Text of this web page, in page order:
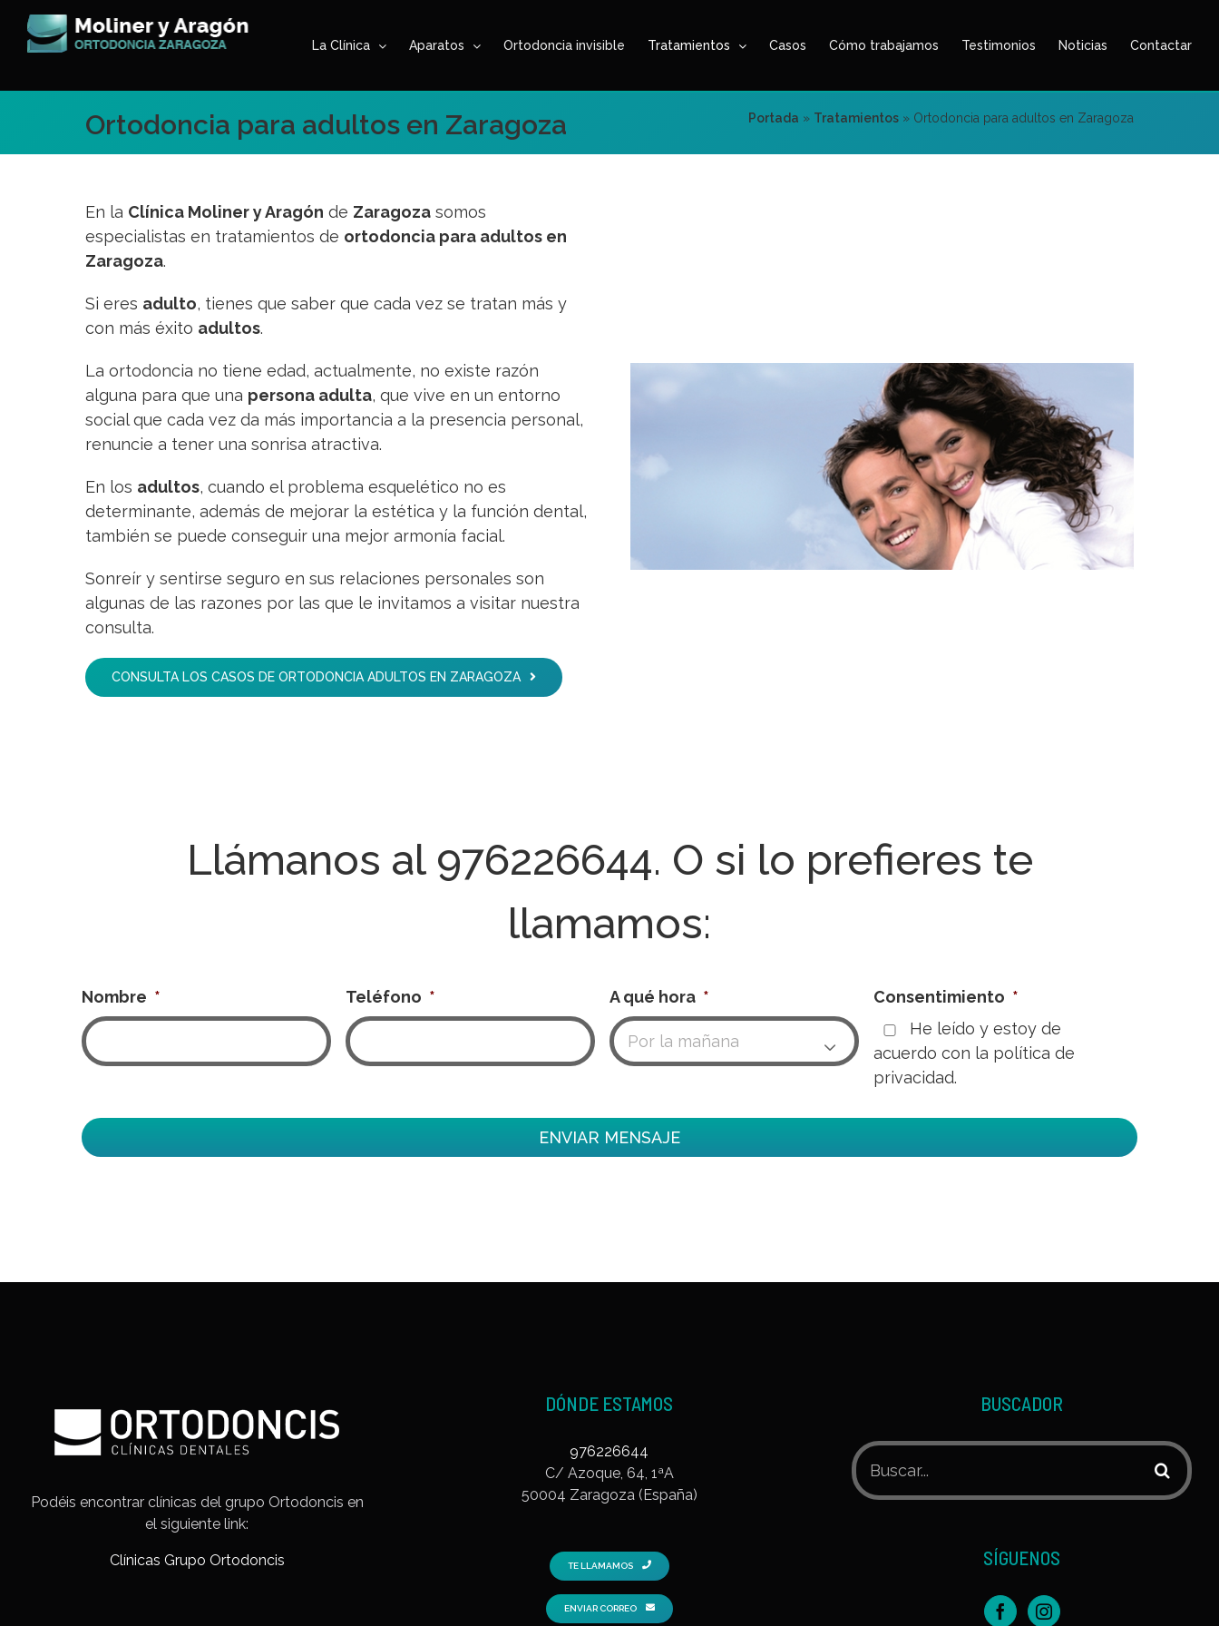
Saltar
La Clínica Aparatos Ortodoncia invisible Tratamientos Casos Cómo trabajamos Testimonios Noticias Contactar
Ortodoncia para adultos en Zaragoza Portada » Tratamientos» Ortodoncia para adultos en Zaragoza
En la Clínica Moliner y Aragón de Zaragoza somos
especialistas en tratamientos de ortodoncia para adultos en
Zaragoza.
Si eres adulto, tienes que saber que cada vez se tratan más y
con más éxito adultos.
La ortodoncia no tiene edad, actualmente, no existe razón
alguna para que una persona adulta, que vive en un entorno
social que cada vez da más importancia a la presencia personal,
renuncie a tener una sonrisa atractiva.
En los adultos, cuando el problema esquelético no es
determinante, además de mejorar la estética y la función dental,
también se puede conseguir una mejor armonía facial.
Sonreír y sentirse seguro en sus relaciones personales son
algunas de las razones por las que le invitamos a visitar nuestra
consulta.
CONSULTA LOS CASOS DE ORTODONCIA ADULTOS EN ZARAGOZA
Llámanos al 976226644. O si lo prefieres te
llamamos:
Nombre * Teléfono * A qué hora *

Consentimiento *
He leído y estoy de
acuerdo con la política de
privacidad.
Podéis encontrar clínicas del grupo Ortodoncis en
el siguiente link:
Clínicas Grupo Ortodoncis
DÓNDE ESTAMOS
976226644
C/ Azoque, 64, 1ªA
50004 Zaragoza (España)
TE LLAMAMOS
ENVIAR CORREO
BUSCADOR
Buscar:
SÍGUENOS